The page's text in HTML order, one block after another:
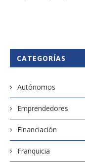
CATEGORÍAS
Autónomos
Emprendedores
Financiación
Franquicia